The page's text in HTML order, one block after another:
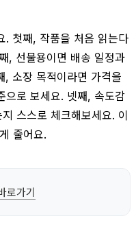
. 첫째, 작품을 처음 읽는다
, 선물용이면 배송 일정과
, 소장 목적이라면 가격을
으로 보세요. 넷째, 속도감
스스로 체크해보세요. 이
줄어요.
로가기